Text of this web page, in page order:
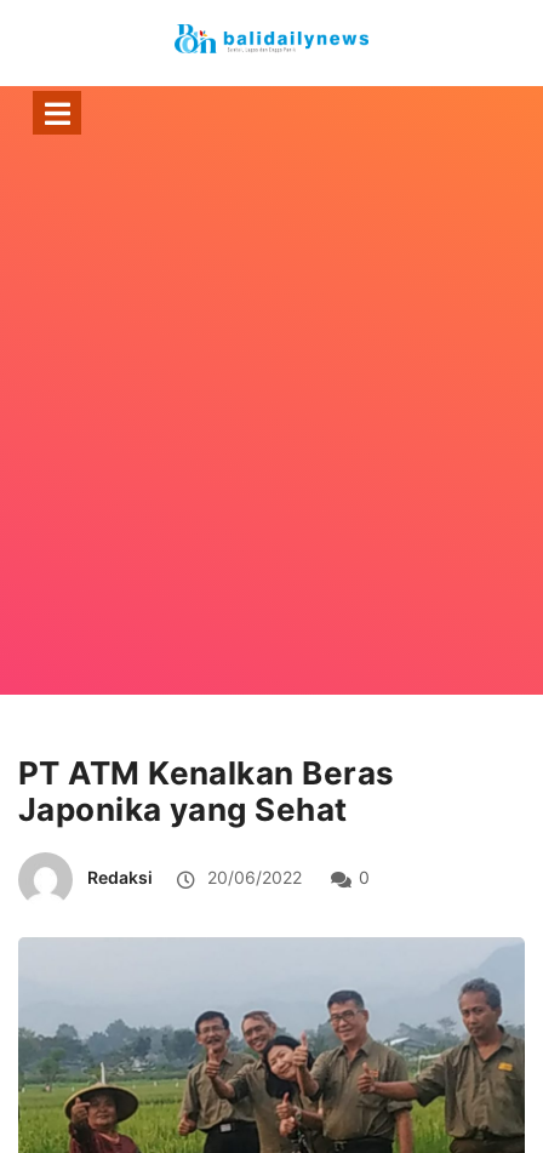
PT ATM Kenalkan Beras
Japonika yang Sehat
Redaksi 20/06/2022 0